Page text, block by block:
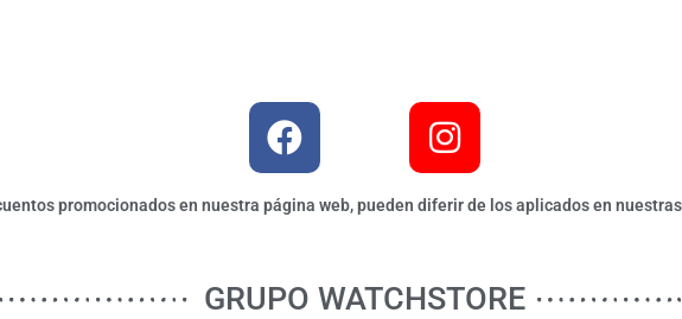
promocionados en nuestra página web, pueden diferir de los aplicados en
GRUPO WATCHSTORE